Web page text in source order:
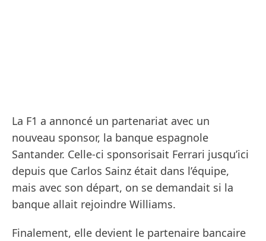
La F1 a annoncé un partenariat avec un
nouveau sponsor, la banque espagnole
Santander. Celle-ci sponsorisait Ferrari jusqu’ici
depuis que Carlos Sainz était dans l’équipe,
mais avec son départ, on se demandait si la
banque allait rejoindre Williams.
Finalement, elle devient le partenaire bancaire